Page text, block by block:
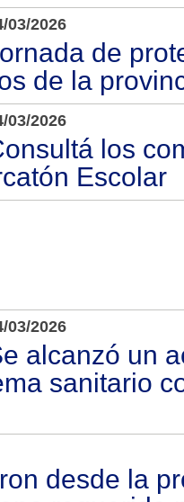
03/2026
de
de la
03/2026
los
Escolar
03/2026
alcanzó un
sanitario
desde la